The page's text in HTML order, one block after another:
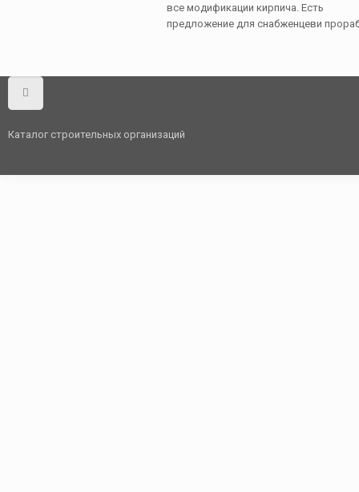
все модификации кирпича. Есть
предложение для снабженцеви
Каталог строительных организаций